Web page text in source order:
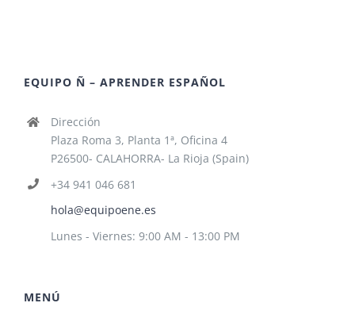
EQUIPO Ñ – APRENDER ESPAÑOL
Dirección
Plaza Roma 3, Planta 1ª, Oficina 4
P26500- CALAHORRA- La Rioja (Spain)
+34 941 046 681
hola@equipoene.es
Lunes - Viernes: 9:00 AM - 13:00 PM
MENÚ